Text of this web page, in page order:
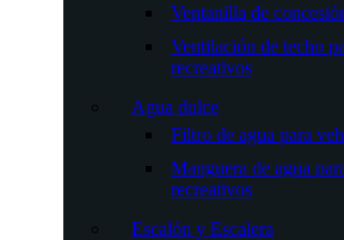
Ventanilla de
Ventilación de techo
recreativos
Agua dulce
Filtro de agua para
Manguera de agua
recreativos
Escalón y Escalera